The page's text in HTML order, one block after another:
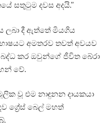
සතුටුම දවස අදයි.”
ලබා දී ඇත්තේ මියගිය
අමතරව තවත් අවයව
කර ඔවුන්ගේ ජීවිත බේරා
වේ.
වූ එම නාඳුනන දායකයා
ග්‍රේස් බෙල් මහත්